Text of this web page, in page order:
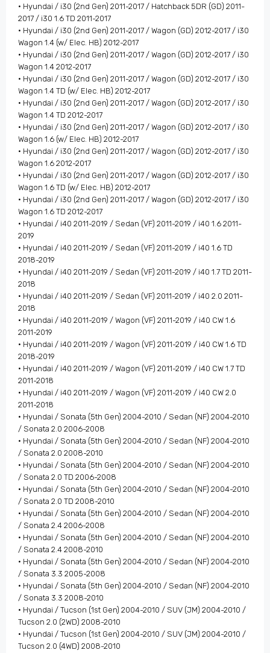
• Hyundai / i30 (2nd Gen) 2011-2017 / Hatchback 5DR (GD) 2011-
2017 / i30 1.6 TD 2011-2017
• Hyundai / i30 (2nd Gen) 2011-2017 / Wagon (GD) 2012-2017 / i30
Wagon 1.4 (w/ Elec. HB) 2012-2017
• Hyundai / i30 (2nd Gen) 2011-2017 / Wagon (GD) 2012-2017 / i30
Wagon 1.4 2012-2017
• Hyundai / i30 (2nd Gen) 2011-2017 / Wagon (GD) 2012-2017 / i30
Wagon 1.4 TD (w/ Elec. HB) 2012-2017
• Hyundai / i30 (2nd Gen) 2011-2017 / Wagon (GD) 2012-2017 / i30
Wagon 1.4 TD 2012-2017
• Hyundai / i30 (2nd Gen) 2011-2017 / Wagon (GD) 2012-2017 / i30
Wagon 1.6 (w/ Elec. HB) 2012-2017
• Hyundai / i30 (2nd Gen) 2011-2017 / Wagon (GD) 2012-2017 / i30
Wagon 1.6 2012-2017
• Hyundai / i30 (2nd Gen) 2011-2017 / Wagon (GD) 2012-2017 / i30
Wagon 1.6 TD (w/ Elec. HB) 2012-2017
• Hyundai / i30 (2nd Gen) 2011-2017 / Wagon (GD) 2012-2017 / i30
Wagon 1.6 TD 2012-2017
• Hyundai / i40 2011-2019 / Sedan (VF) 2011-2019 / i40 1.6 2011-
2019
• Hyundai / i40 2011-2019 / Sedan (VF) 2011-2019 / i40 1.6 TD
2018-2019
• Hyundai / i40 2011-2019 / Sedan (VF) 2011-2019 / i40 1.7 TD 2011-
2018
• Hyundai / i40 2011-2019 / Sedan (VF) 2011-2019 / i40 2.0 2011-
2018
• Hyundai / i40 2011-2019 / Wagon (VF) 2011-2019 / i40 CW 1.6
2011-2019
• Hyundai / i40 2011-2019 / Wagon (VF) 2011-2019 / i40 CW 1.6 TD
2018-2019
• Hyundai / i40 2011-2019 / Wagon (VF) 2011-2019 / i40 CW 1.7 TD
2011-2018
• Hyundai / i40 2011-2019 / Wagon (VF) 2011-2019 / i40 CW 2.0
2011-2018
• Hyundai / Sonata (5th Gen) 2004-2010 / Sedan (NF) 2004-2010
/ Sonata 2.0 2006-2008
• Hyundai / Sonata (5th Gen) 2004-2010 / Sedan (NF) 2004-2010
/ Sonata 2.0 2008-2010
• Hyundai / Sonata (5th Gen) 2004-2010 / Sedan (NF) 2004-2010
/ Sonata 2.0 TD 2006-2008
• Hyundai / Sonata (5th Gen) 2004-2010 / Sedan (NF) 2004-2010
/ Sonata 2.0 TD 2008-2010
• Hyundai / Sonata (5th Gen) 2004-2010 / Sedan (NF) 2004-2010
/ Sonata 2.4 2006-2008
• Hyundai / Sonata (5th Gen) 2004-2010 / Sedan (NF) 2004-2010
/ Sonata 2.4 2008-2010
• Hyundai / Sonata (5th Gen) 2004-2010 / Sedan (NF) 2004-2010
/ Sonata 3.3 2005-2008
• Hyundai / Sonata (5th Gen) 2004-2010 / Sedan (NF) 2004-2010
/ Sonata 3.3 2008-2010
• Hyundai / Tucson (1st Gen) 2004-2010 / SUV (JM) 2004-2010 /
Tucson 2.0 (2WD) 2008-2010
• Hyundai / Tucson (1st Gen) 2004-2010 / SUV (JM) 2004-2010 /
Tucson 2.0 (4WD) 2008-2010